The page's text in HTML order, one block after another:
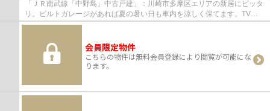
「ＪＲ南武線「中野島」中古戸建」：川崎市多摩区エリアの新居にピッタ
リ。ビルトガレージがあれば夏の暑い日も車内を涼しく保てます。TVイ
ンターホン付きでお子様のお留守番も安心で...
会員限定物件
こちらの物件は無料会員登録により閲覧が可能にな
ります。